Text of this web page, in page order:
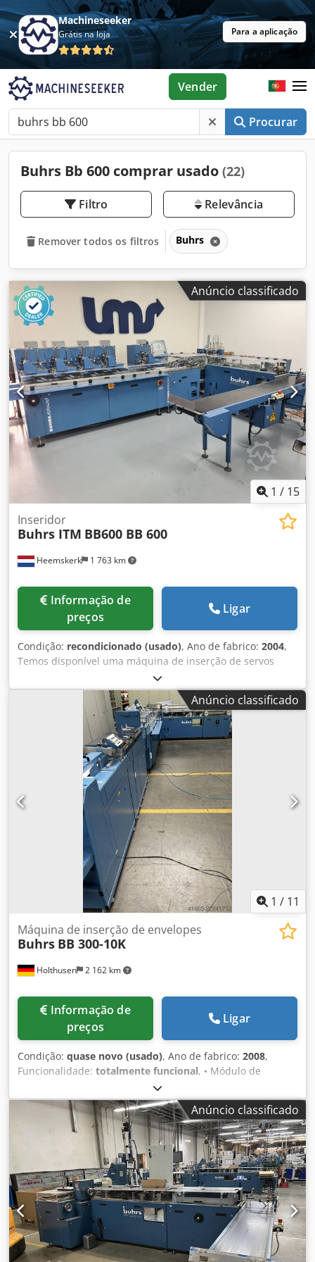
Machineseeker
Grátis na loja Para a aplicação
Procurar
Vender
Buhrs Bb 600 comprar usado (22)
Filtro Relevância
Remover todos os filtros Buhrs
Anúncio classificado
1 / 15
Heemskerk 1 763 km
Inseridor
Buhrs ITM BB600 BB 600
preços
Ligar
Condição: recondicionado (usado), Ano de fabrico: 2004,
Temos disponível uma máquina de inserção de servos
Buhrs - W+D BB600 14K construída em 2004. A máquina
está em muito bom estado e todas as peças que precisam
de ser substituídas serão instaladas novas por nós. Esta
BB600 está atualmente equipada com 5 alimentadores de
rotação, mas podemos mudar isso! Outros alimentadores e
câmaras opcionais são possíveis! Ano de construção: 2004
Dsdpfx Aeq Ec Efjfwskr Configuração: - 6 estações base - 5x
alimentador rotativo RF2 - tabuleiro de distribuição -
tapete de distribuição Gostaria de ver esta máquina? Não
há problema, venha ver!
Anúncio classificado
1 / 11
Holthusen 2 162 km
Máquina de inserção de envelopes
Buhrs BB 300-10K
preços
Ligar
Condição: quase novo (usado), Ano de fabrico: 2008,
Funcionalidade: totalmente funcional, • Módulo de
ensacamento BB300-10K "direita" interface de operação
BSC 2.0 • Alimentação de documentos com 6 posições de
alimentador "direita" • 4x alimentador rotativo AT25 (nas
pos. 1 – 4) • 1x alimentador híbrido HF3 (na pos. 6) • 1x
posição de alimentador livre com tampa de segurança •
Desvio longo de corrente • Painel de 15” • Correia de saída
Keiper de 1,5m • Preparação para leitura em até 6 posições
• Secção de fecho a vácuo com compartimento de
separação integrado • 1x correia de inversão • 1x
autoalimentador de envelopes • Bomba de pressão/vácuo
D/V com isolamento acústico - Com canal Müller -
composto por: • Módulo 6798 Autoloader • Módulo 6686
Anúncio classificado